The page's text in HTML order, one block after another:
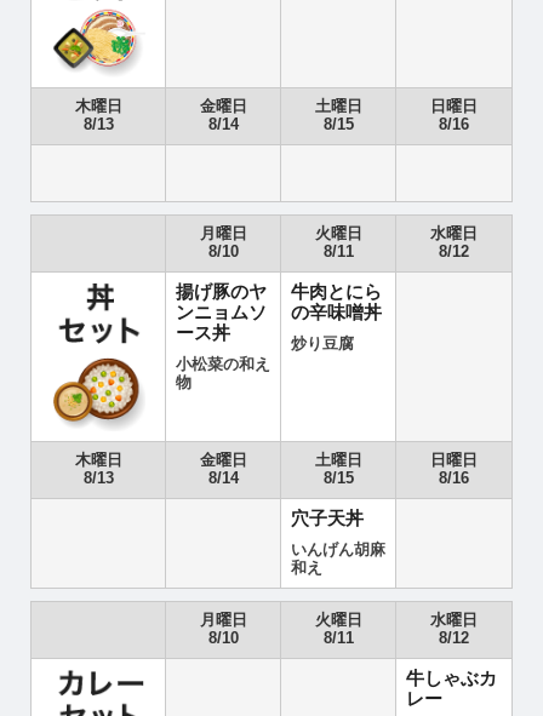
木曜日
8/13
金曜日
8/14
土曜日
8/15
日曜日
8/16
月曜日
8/10
火曜日
8/11
水曜日
8/12
揚げ豚のヤ
ンニョムソ
ース丼
小松菜の和え
物
牛肉とにら
の辛味噌丼
炒り豆腐
木曜日
8/13
金曜日
8/14
土曜日
8/15
日曜日
8/16
穴子天丼
いんげん胡麻
和え
月曜日
8/10
火曜日
8/11
水曜日
8/12
牛しゃぶカ
レー